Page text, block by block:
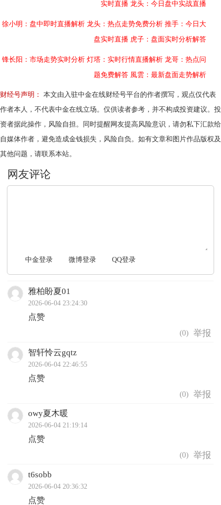
实时直播 龙头：今日盘中实战直播
徐小明：盘中即时直播解析 龙头：热点走势免费分析 推手：今日大
盘实时直播 虎子：盘面实时分析解答
锋长阳：市场走势实时分析 灯塔：实时行情直播解析 龙哥：热点问
题免费解答 風雲：最新盘面走势解析
财经号声明：
本文由入驻中金在线财经号平台的作者撰写，观点仅代表
作者本人，不代表中金在线立场。仅供读者参考，并不构成投资建议。投
资者据此操作，风险自担。同时提醒网友提高风险意识，请勿私下汇款给
自媒体作者，避免造成金钱损失，风险自负。如有文章和图片作品版权及
其他问题，请联系本站。
中金登录 微博登录 QQ登录
雅柏盼夏01
2026-06-04 23:24:30
点赞
(0)
智轩怜云gqtz
2026-06-04 22:46:55
点赞
(0)
owy夏木暖
2026-06-04 21:19:14
点赞
(0)
t6sobb
2026-06-04 20:36:32
点赞